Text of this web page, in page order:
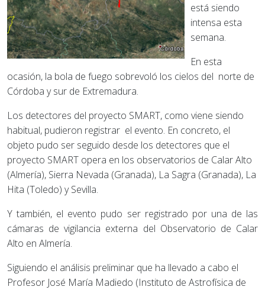
está siendo
intensa esta
semana.
En esta
ocasión, la bola de fuego sobrevoló los cielos del norte de
Córdoba y sur de Extremadura.
Los detectores del proyecto SMART, como viene siendo
habitual, pudieron registrar el evento. En concreto, el
objeto pudo ser seguido desde los detectores que el
proyecto SMART opera en los observatorios de Calar Alto
(Almería), Sierra Nevada (Granada), La Sagra (Granada), La
Hita (Toledo) y Sevilla.
Y también, el evento pudo ser registrado por una de las
cámaras de vigilancia externa del Observatorio de Calar
Alto en Almería.
Siguiendo el análisis preliminar que ha llevado a cabo el
Profesor José María Madiedo (Instituto de Astrofísica de